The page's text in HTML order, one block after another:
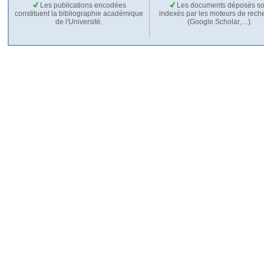
Les publications encodées
constituent la bibliographie académique
de l'Université.
Les documents déposés
indexés par les moteurs de
(Google Scholar,…).